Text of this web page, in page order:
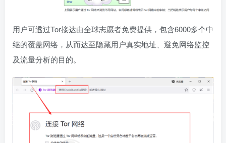
用户可透过Tor接达由全球志愿者免费提供，包含6000多个中
继的覆盖网络，从而达至隐藏用户真实地址、避免网络监控
及流量分析的目的。